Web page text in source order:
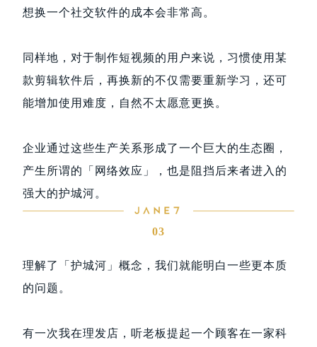
想换一个社交软件的成本会非常高。
同样地，对于制作短视频的用户来说，习惯使用某
款剪辑软件后，再换新的不仅需要重新学习，还可
能增加使用难度，自然不太愿意更换。
企业通过这些生产关系形成了一个巨大的生态圈，
产生所谓的「网络效应」，也是阻挡后来者进入的
强大的护城河。
03
理解了「护城河」概念，我们就能明白一些更本质
的问题。
有一次我在理发店，听老板提起一个顾客在一家科